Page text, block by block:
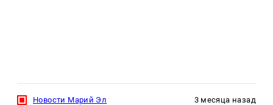
Новости Марий Эл 3 месяца назад